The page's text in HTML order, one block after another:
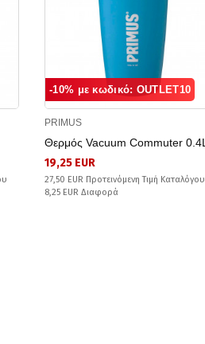
-10% με κωδικό: OUTLET10
PRIMUS
Θερμός Vacuum Commuter 0.4L
19,25 EUR
27,50 EUR Προτεινόμενη Τιμή Καταλόγου
8,25 EUR Διαφορά